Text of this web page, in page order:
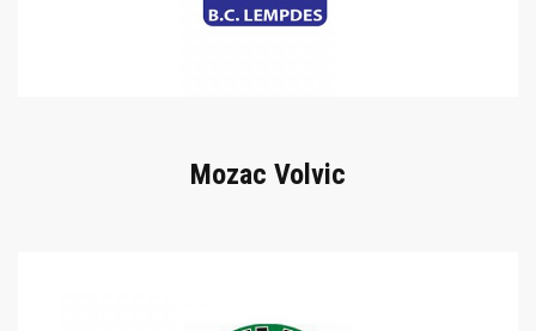
Mozac Volvic